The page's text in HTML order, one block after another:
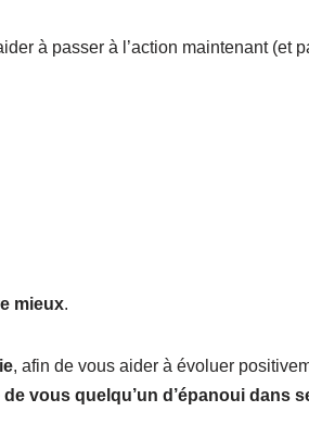
à passer à l’action maintenant (et
mieux.
, afin de vous aider à évoluer
de vous quelqu’un d’épanoui dans